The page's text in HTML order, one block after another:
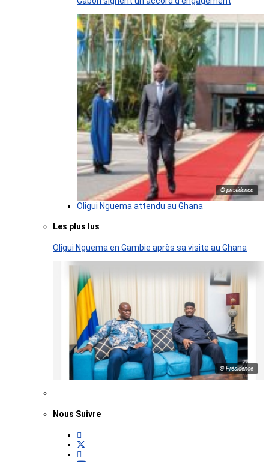
© presidence
Oligui Nguema attendu au Ghana
Les plus lus
Oligui Nguema en Gambie après sa visite au Ghana
© Présidence
Nous Suivre